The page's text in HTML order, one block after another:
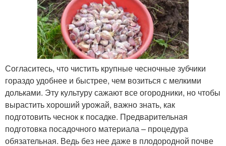
Согласитесь, что чистить крупные чесночные зубчики
гораздо удобнее и быстрее, чем возиться с мелкими
дольками. Эту культуру сажают все огородники, но чтобы
вырастить хороший урожай, важно знать, как
подготовить чеснок к посадке. Предварительная
подготовка посадочного материала – процедура
обязательная. Ведь без нее даже в плодородной почве